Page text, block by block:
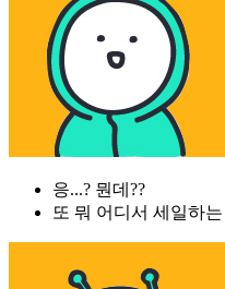
응...? 뭔데??
또 뭐 어디서 세일하는